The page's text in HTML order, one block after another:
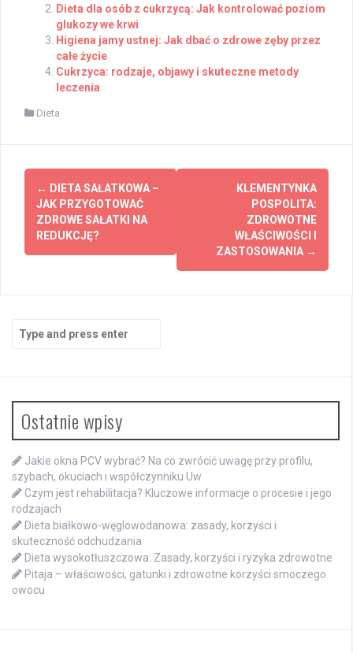
Dieta dla osób z cukrzycą: Jak kontrolować poziom
glukozy we krwi
Higiena jamy ustnej: Jak dbać o zdrowe zęby przez
całe życie
Cukrzyca: rodzaje, objawy i skuteczne metody
leczenia
Dieta
Post
navigation
← DIETA SAŁATKOWA –
JAK PRZYGOTOWAĆ
ZDROWE SAŁATKI NA
REDUKCJĘ?
KLEMENTYNKA
POSPOLITA:
ZDROWOTNE
WŁAŚCIWOŚCI I
ZASTOSOWANIA →
for:
Ostatnie wpisy
Jakie okna PCV wybrać? Na co zwrócić uwagę przy profilu,
szybach, okuciach i współczynniku Uw
Czym jest rehabilitacja? Kluczowe informacje o procesie i jego
rodzajach
Dieta białkowo-węglowodanowa: zasady, korzyści i
skuteczność odchudzania
Dieta wysokotłuszczowa: Zasady, korzyści i ryzyka zdrowotne
Pitaja – właściwości, gatunki i zdrowotne korzyści smoczego
owocu